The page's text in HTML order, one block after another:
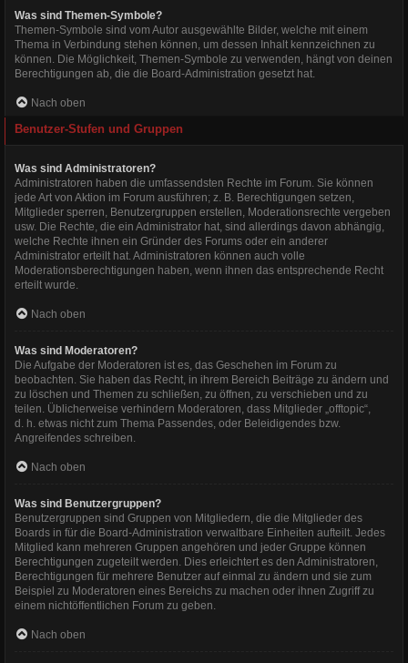
Was sind Themen-Symbole?
Themen-Symbole sind vom Autor ausgewählte Bilder, welche mit einem
Thema in Verbindung stehen können, um dessen Inhalt kennzeichnen zu
können. Die Möglichkeit, Themen-Symbole zu verwenden, hängt von deinen
Berechtigungen ab, die die Board-Administration gesetzt hat.
Nach oben
Benutzer-Stufen und Gruppen
Was sind Administratoren?
Administratoren haben die umfassendsten Rechte im Forum. Sie können
jede Art von Aktion im Forum ausführen; z. B. Berechtigungen setzen,
Mitglieder sperren, Benutzergruppen erstellen, Moderationsrechte vergeben
usw. Die Rechte, die ein Administrator hat, sind allerdings davon abhängig,
welche Rechte ihnen ein Gründer des Forums oder ein anderer
Administrator erteilt hat. Administratoren können auch volle
Moderationsberechtigungen haben, wenn ihnen das entsprechende Recht
erteilt wurde.
Nach oben
Was sind Moderatoren?
Die Aufgabe der Moderatoren ist es, das Geschehen im Forum zu
beobachten. Sie haben das Recht, in ihrem Bereich Beiträge zu ändern und
zu löschen und Themen zu schließen, zu öffnen, zu verschieben und zu
teilen. Üblicherweise verhindern Moderatoren, dass Mitglieder „offtopic“,
d. h. etwas nicht zum Thema Passendes, oder Beleidigendes bzw.
Angreifendes schreiben.
Nach oben
Was sind Benutzergruppen?
Benutzergruppen sind Gruppen von Mitgliedern, die die Mitglieder des
Boards in für die Board-Administration verwaltbare Einheiten aufteilt. Jedes
Mitglied kann mehreren Gruppen angehören und jeder Gruppe können
Berechtigungen zugeteilt werden. Dies erleichtert es den Administratoren,
Berechtigungen für mehrere Benutzer auf einmal zu ändern und sie zum
Beispiel zu Moderatoren eines Bereichs zu machen oder ihnen Zugriff zu
einem nichtöffentlichen Forum zu geben.
Nach oben